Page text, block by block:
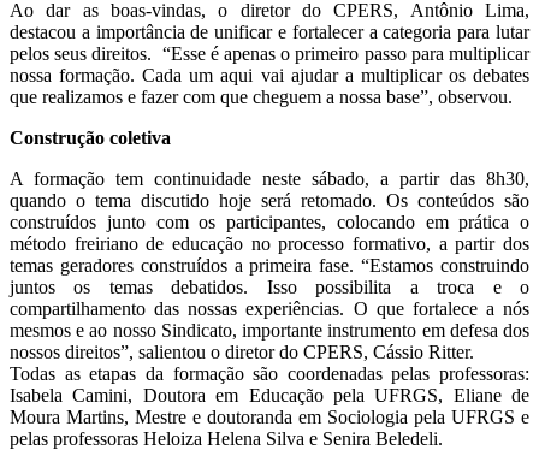
Ao dar as boas-vindas, o diretor do CPERS, Antônio Lima,
destacou a importância de unificar e fortalecer a categoria para lutar
pelos seus direitos. “Esse é apenas o primeiro passo para multiplicar
nossa formação. Cada um aqui vai ajudar a multiplicar os debates
que realizamos e fazer com que cheguem a nossa base”, observou.
Construção coletiva
A formação tem continuidade neste sábado, a partir das 8h30,
quando o tema discutido hoje será retomado. Os conteúdos são
construídos junto com os participantes, colocando em prática o
método freiriano de educação no processo formativo, a partir dos
temas geradores construídos a primeira fase. “Estamos construindo
juntos os temas debatidos. Isso possibilita a troca e o
compartilhamento das nossas experiências. O que fortalece a nós
mesmos e ao nosso Sindicato, importante instrumento em defesa dos
nossos direitos”, salientou o diretor do CPERS, Cássio Ritter.
Todas as etapas da formação são coordenadas pelas professoras:
Isabela Camini, Doutora em Educação pela UFRGS, Eliane de
Moura Martins, Mestre e doutoranda em Sociologia pela UFRGS e
pelas professoras Heloiza Helena Silva e Senira Beledeli.